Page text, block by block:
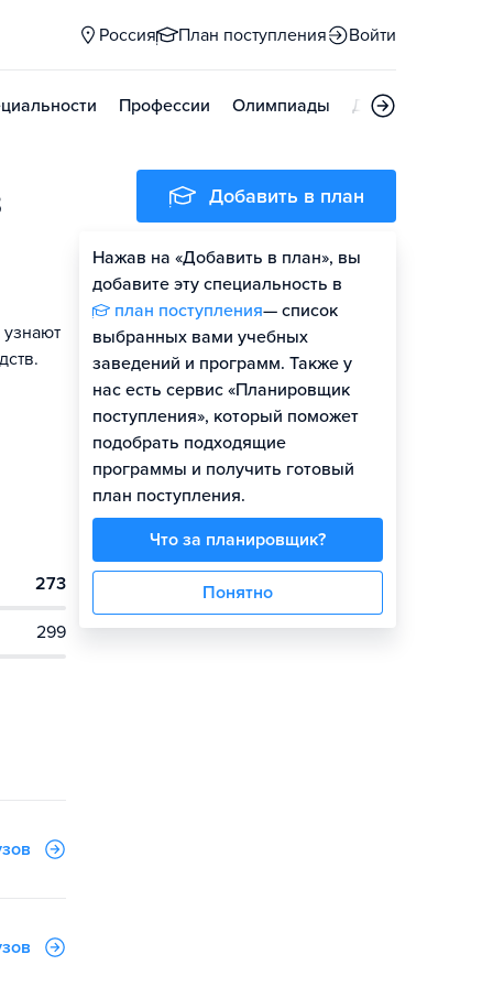
Россия План поступления Войти
Профессии Олимпиады Дни открытых
273
299
Добавить в план
Нажав на «Добавить в план», вы
добавите эту специальность в
план поступления— список
выбранных вами учебных
заведений и программ. Также у
нас есть сервис «Планировщик
поступления», который поможет
подобрать подходящие
программы и получить готовый
план поступления.
Что за планировщик?
Понятно